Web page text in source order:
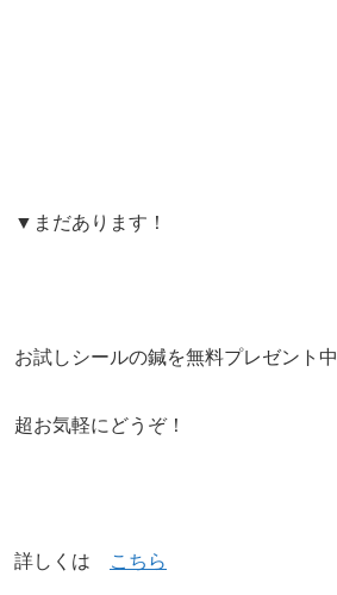
▼まだあります！
お試しシールの鍼を無料プレゼント中
超お気軽にどうぞ！
詳しくは こちら